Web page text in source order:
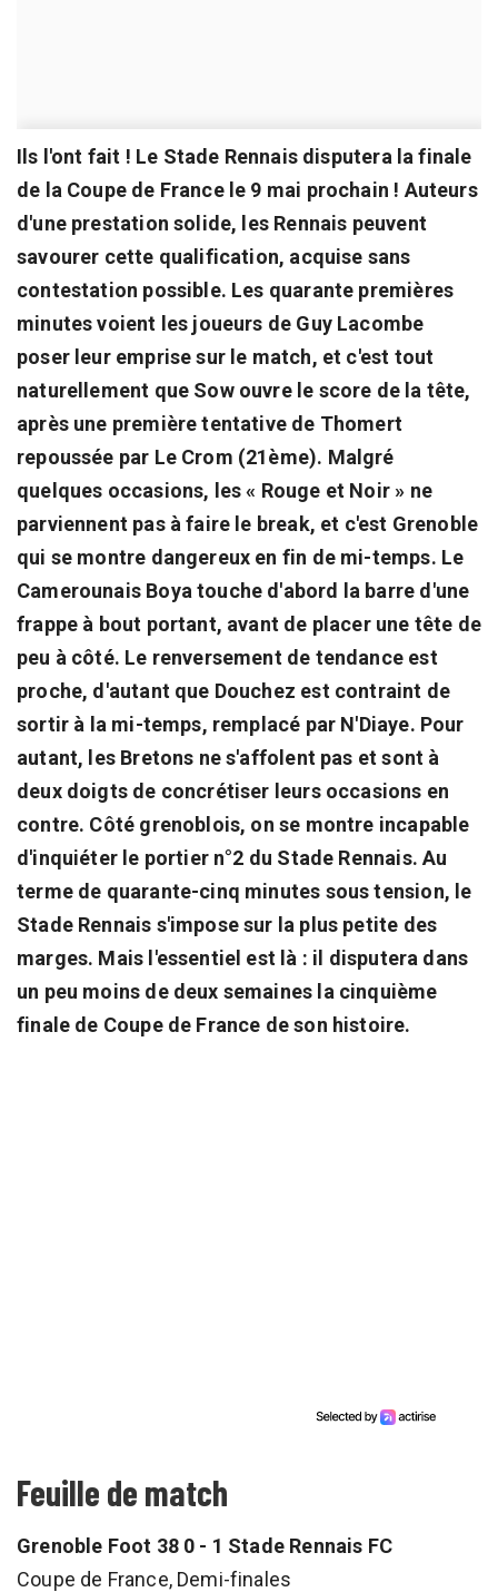
Ils l'ont fait ! Le Stade Rennais disputera la finale
de la Coupe de France le 9 mai prochain ! Auteurs
d'une prestation solide, les Rennais peuvent
savourer cette qualification, acquise sans
contestation possible. Les quarante premières
minutes voient les joueurs de Guy Lacombe
poser leur emprise sur le match, et c'est tout
naturellement que Sow ouvre le score de la tête,
après une première tentative de Thomert
repoussée par Le Crom (21ème). Malgré
quelques occasions, les « Rouge et Noir » ne
parviennent pas à faire le break, et c'est Grenoble
qui se montre dangereux en fin de mi-temps. Le
Camerounais Boya touche d'abord la barre d'une
frappe à bout portant, avant de placer une tête de
peu à côté. Le renversement de tendance est
proche, d'autant que Douchez est contraint de
sortir à la mi-temps, remplacé par N'Diaye. Pour
autant, les Bretons ne s'affolent pas et sont à
deux doigts de concrétiser leurs occasions en
contre. Côté grenoblois, on se montre incapable
d'inquiéter le portier n°2 du Stade Rennais. Au
terme de quarante-cinq minutes sous tension, le
Stade Rennais s'impose sur la plus petite des
marges. Mais l'essentiel est là : il disputera dans
un peu moins de deux semaines la cinquième
finale de Coupe de France de son histoire.
Feuille de match
Grenoble Foot 38 0 - 1 Stade Rennais FC
Coupe de France, Demi-finales